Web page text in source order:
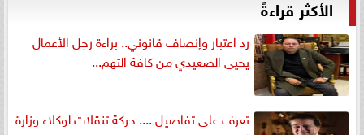
الأكثر قراءةً
رد اعتبار وإنصاف قانوني.. براءة رجل الأعمال
يحيى الصعيدي من كافة التهم...
تعرف على تفاصيل .... حركة تنقلات لوكلاء وزارة